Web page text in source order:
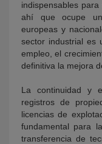
indispensables
ahí que ocupe
europeas y
sector industrial es
empleo, el
definitiva la mejora
La continuidad y
registros de
licencias de
fundamental para
transferencia de